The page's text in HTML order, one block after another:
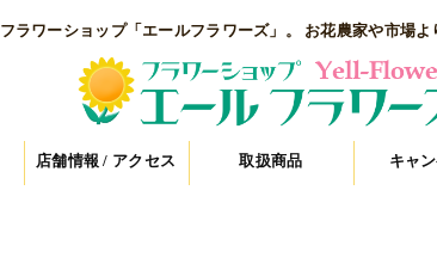
ラワーショップ「エールフラワーズ」。 お花農家や市場
店舗情報 / アクセス 取扱商品 キャ